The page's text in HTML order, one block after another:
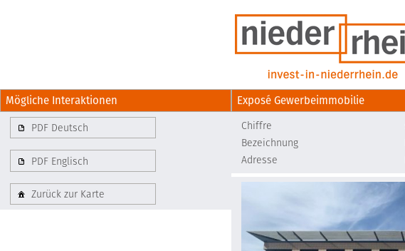
Mögliche Interaktionen
PDF Deutsch
PDF Englisch
Zurück zur Karte
Exposé Gewerbeimmobilie
Chiffre
Bezeichnung
Adresse